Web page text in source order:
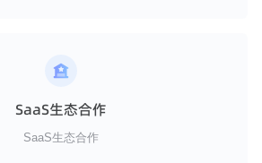
SaaS生态合作
SaaS生态合作